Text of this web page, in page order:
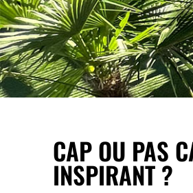
CAP OU PAS
INSPIRANT ?